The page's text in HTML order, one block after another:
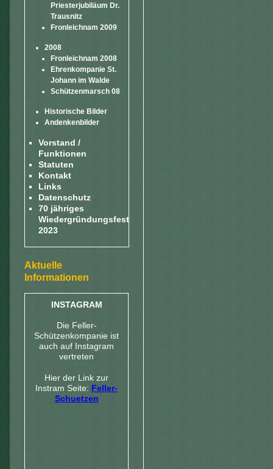
Priesterjubiläum Dr.
Trausnitz
Fronleichnam 2009
2008
Fronleichnam 2008
Ehrenkompanie St.
Johann im Walde
Schützenmarsch 08
Historische Bilder
Andenkenbilder
Vorstand /
Funktionen
Statuten
Kontakt
Links
Datenschutz
70 jähriges
Wiedergründungsfest
2023
Aktuelle
Informationen
INSTAGRAM
Die Feller-
Schützenkompanie ist
auch auf Instagram
vertreten
Hier der Link zur
Instram Seite: Feller-
Schuetzen